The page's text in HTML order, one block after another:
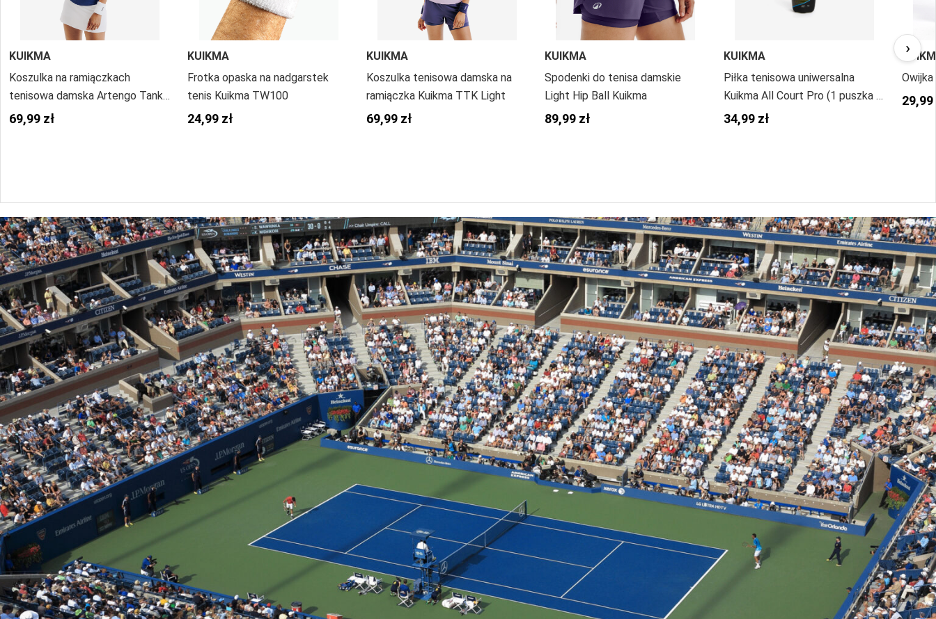
KUIKMA
Koszulka na ramiączkach
tenisowa damska Artengo Tank
Dry & Light
69,99 zł
KUIKMA
Frotka opaska na nadgarstek
tenis Kuikma TW100
24,99 zł
KUIKMA
Koszulka tenisowa damska na
ramiączka Kuikma TTK Light
69,99 zł
KUIKMA
Spodenki do tenisa damskie
Light Hip Ball Kuikma
89,99 zł
KUIKMA
Piłka tenisowa uniwersalna
Kuikma All Court Pro (1 puszka x
4 piłki)
34,99 zł
29,99
›